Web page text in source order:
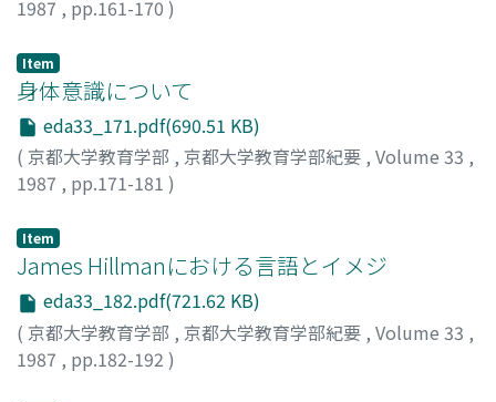
1987 , pp.161-170 )
Item
身体意識について
eda33_171.pdf(690.51 KB)
( 京都大学教育学部 , 京都大学教育学部紀要 , Volume 33 ,
1987 , pp.171-181 )
Item
James Hillmanにおける言語とイメジ
eda33_182.pdf(721.62 KB)
( 京都大学教育学部 , 京都大学教育学部紀要 , Volume 33 ,
1987 , pp.182-192 )